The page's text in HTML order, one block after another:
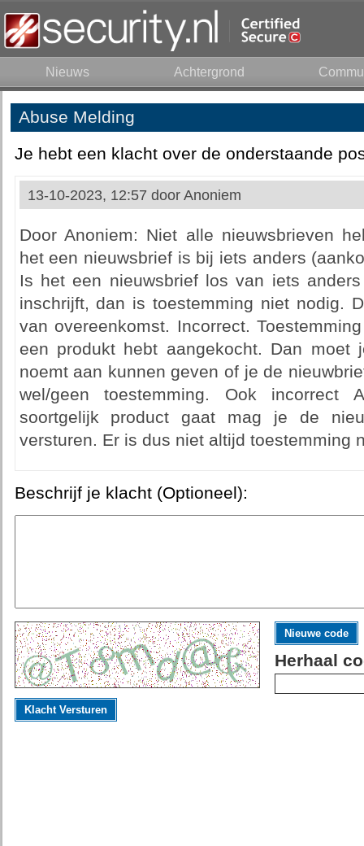
Nieuws Achtergrond
Abuse Melding
Je hebt een klacht over de onderstaande
13-10-2023, 12:57 door Anoniem
Door Anoniem: Niet alle nieuwsbrieven
het een nieuwsbrief is bij iets anders
Is het een nieuwsbrief los van iets
inschrijft, dan is toestemming niet nodig.
van overeenkomst. Incorrect.
een produkt hebt aangekocht. Dan
noemt aan kunnen geven of je de
wel/geen toestemming. Ook
soortgelijk product gaat mag je de
versturen. Er is dus niet altijd toestemming
Beschrijf je klacht (Optioneel):
Nieuwe code
Herhaal
Klacht Versturen